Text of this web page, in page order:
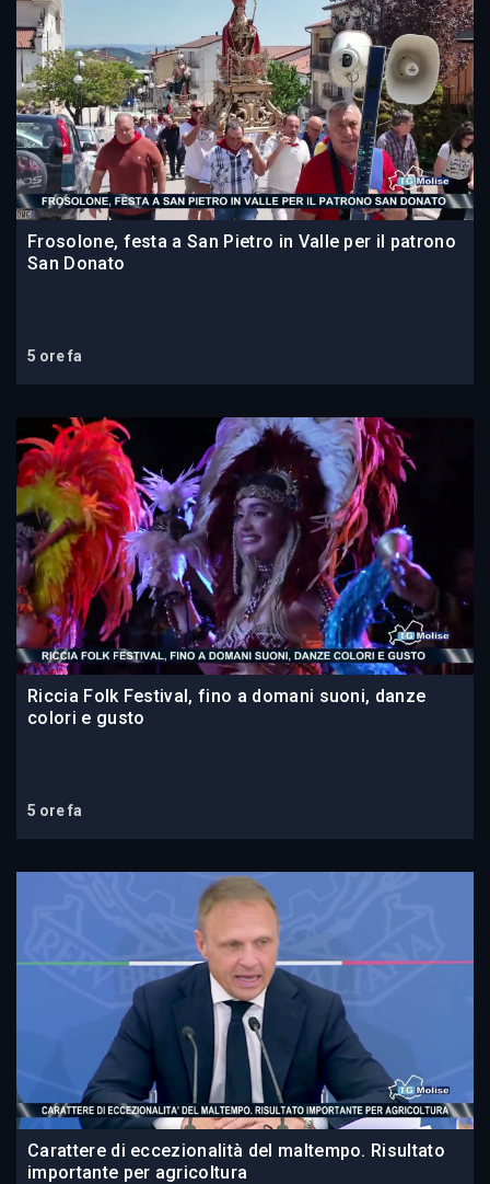
Frosolone, festa a San Pietro in Valle per il patrono
San Donato
5 ore fa
Riccia Folk Festival, fino a domani suoni, danze
colori e gusto
5 ore fa
Carattere di eccezionalità del maltempo. Risultato
importante per agricoltura